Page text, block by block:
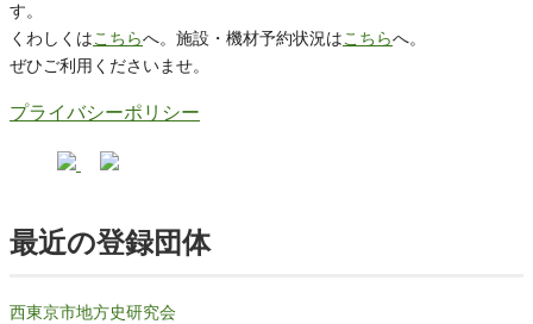
す。
くわしくはこちらへ。施設・機材予約状況はこちらへ。
ぜひご利用くださいませ。
プライバシーポリシー
最近の登録団体
西東京市地方史研究会